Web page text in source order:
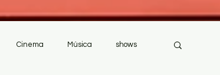
Cinema Música shows